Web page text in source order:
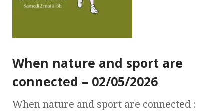
When nature and sport are
connected – 02/05/2026
When nature and sport are connected :